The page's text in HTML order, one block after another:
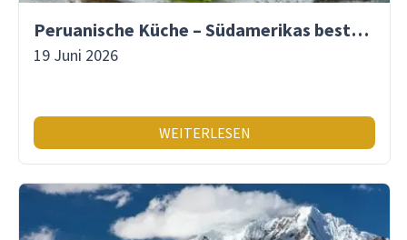
Peruanische Küche – Südamerikas beste Gastronomie
19 Juni 2026
WEITERLESEN